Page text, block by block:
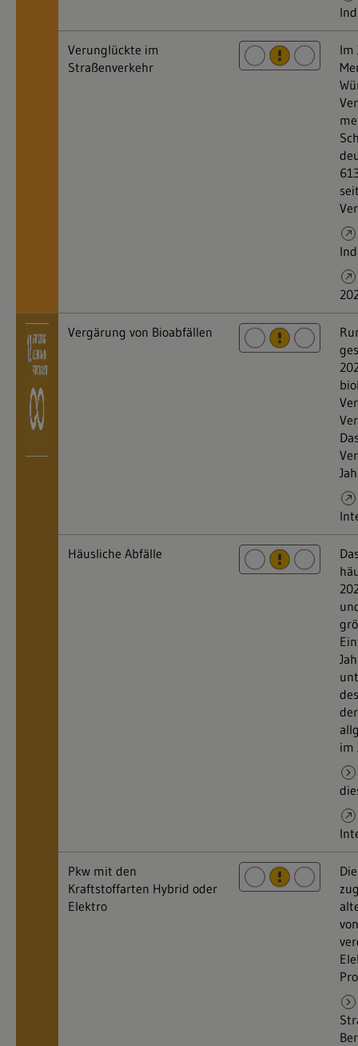
Verunglückte im
Straßenverkehr
Im
Vergärung von Bioabfällen
Häusliche Abfälle
im
Pkw mit den
Kraftstoffarten Hybrid oder
Elektro